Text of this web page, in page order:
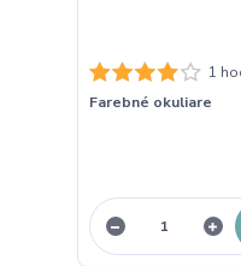
1
Farebné okuliare